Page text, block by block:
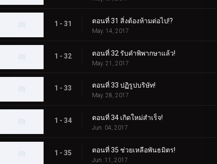
1 - 31 ตอนที่ 31 สิ่งต้องห้ามต่อไป!?
May. 14, 2017
1 - 32 ตอนที่ 32 รับคำพิพากษาแล้ว!
May. 21, 2017
1 - 33 ตอนที่ 33 ปฏิรูปบริษัท!
May. 28, 2017
1 - 34 ตอนที่ 34 เกิดใหม่สำเร็จ!
Jun. 04, 2017
1 - 35 ตอนที่ 35 ช่วยเหลือพันธมิตร!
Jun. 11, 2017